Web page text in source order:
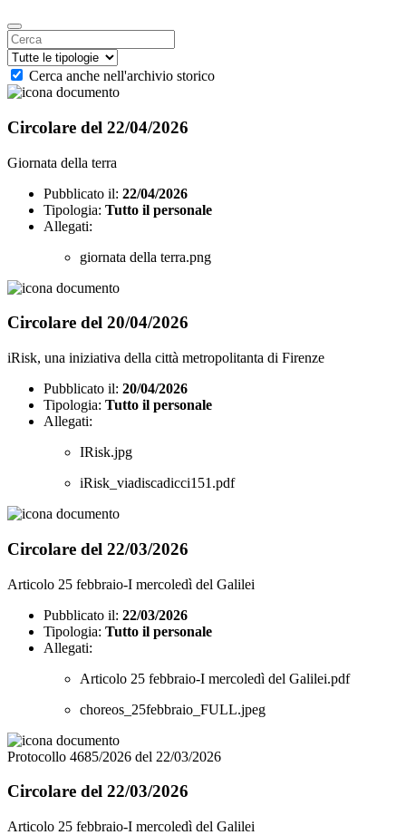
Cerca anche nell'archivio storico
Circolare del 22/04/2026
Giornata della terra
Pubblicato il: 22/04/2026
Tipologia: Tutto il personale
Allegati:
giornata della terra.png
Circolare del 20/04/2026
iRisk, una iniziativa della città metropolitanta di Firenze
Pubblicato il: 20/04/2026
Tipologia: Tutto il personale
Allegati:
IRisk.jpg
iRisk_viadiscadicci151.pdf
Circolare del 22/03/2026
Articolo 25 febbraio-I mercoledì del Galilei
Pubblicato il: 22/03/2026
Tipologia: Tutto il personale
Allegati:
Articolo 25 febbraio-I mercoledì del Galilei.pdf
choreos_25febbraio_FULL.jpeg
Protocollo 4685/2026 del 22/03/2026
Circolare del 22/03/2026
Articolo 25 febbraio-I mercoledì del Galilei